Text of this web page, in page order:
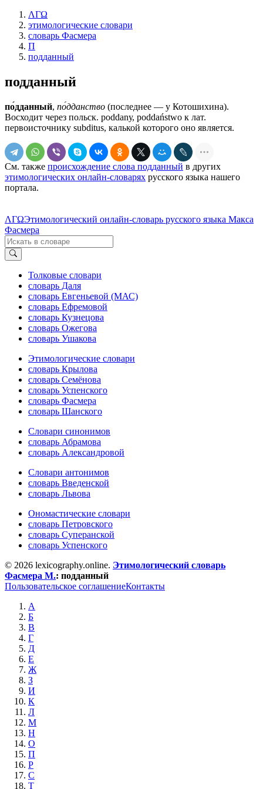
ΛΓΩ
этимологические словари
словарь Фасмера
П
подданный
подданный
по́дданный, по́дданство (последнее — у Котошихина).
Восходит через польск. роddаnу, poddaństwo к лат.
первоисточнику subditus, калькой которого оно является.
См. также происхождение слова подданный в других
этимологических онлайн-словарях русского языка нашего
портала.
ΛΓΩЭтимологический онлайн-словарь русского языка Макса
Фасмера
Толковые словари
словарь Даля
словарь Евгеньевой (МАС)
словарь Ефремовой
словарь Кузнецова
словарь Ожегова
словарь Ушакова
Этимологические словари
словарь Крылова
словарь Семёнова
словарь Успенского
словарь Фасмера
словарь Шанского
Словари синонимов
словарь Абрамова
словарь Александровой
Словари антонимов
словарь Введенской
словарь Львова
Ономастические словари
словарь Петровского
словарь Суперанской
словарь Успенского
© 2026 lexicography.online. Этимологический словарь
Фасмера М.: подданный
Пользовательское соглашениеКонтакты
А
Б
В
Г
Д
Е
Ж
З
И
К
Л
М
Н
О
П
Р
С
Т